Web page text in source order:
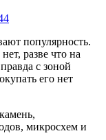
популярность.
разве что на
с зоной
его нет
микросхем и